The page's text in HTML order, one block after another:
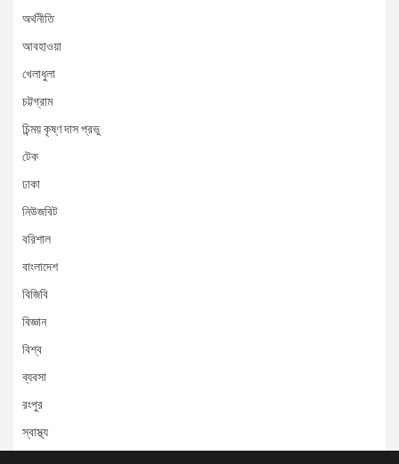
অর্থনীতি
আবহাওয়া
খেলাধুলা
চট্টগ্রাম
চিন্ময় কৃষ্ণ দাস প্রভু
টেক
ঢাকা
নিউজবিট
বরিশাল
বাংলাদেশ
বিজিবি
বিজ্ঞান
বিশ্ব
ব্যবসা
রংপুর
স্বাস্থ্য